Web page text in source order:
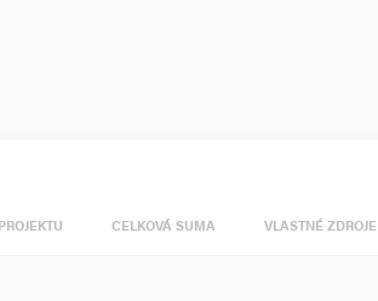
CELKOVÁ SUMA VLASTNÉ ZDROJE